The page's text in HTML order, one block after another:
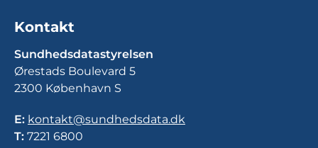
Kontakt
Sundhedsdatastyrelsen
Ørestads Boulevard 5
2300 København S
E: kontakt@sundhedsdata.dk
T: 7221 6800